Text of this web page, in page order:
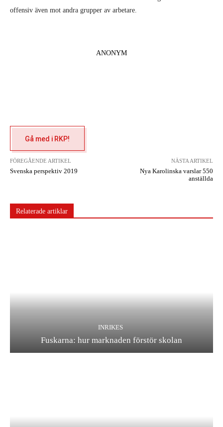
offensiv även mot andra grupper av arbetare.
ANONYM
Gå med i RKP!
FÖREGÅENDE ARTIKEL
Svenska perspektiv 2019
NÄSTA ARTIKEL
Nya Karolinska varslar 550
anställda
Relaterade artiklar
INRIKES
Fuskarna: hur marknaden förstör skolan